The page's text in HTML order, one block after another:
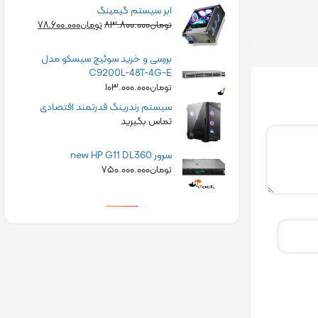
ابر سیستم گیمینگ
تومان۸۳.۸۰۰.۰۰۰تومان۷۸.۶۰۰.۰۰۰
بررسی و خرید سوئیچ سیسکو مدل
C9200L-48T-4G-E
تومان۱۰۳.۰۰۰.۰۰۰
سیستم رندرینگ قدرتمند اقتصادی
تماس بگیرید
سرور new HP G11 DL360
تومان۷۵۰.۰۰۰.۰۰۰